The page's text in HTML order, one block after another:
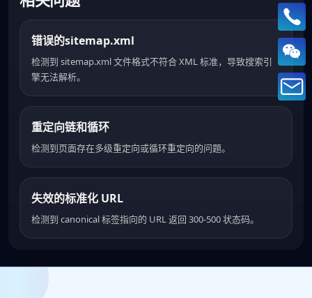
错误的sitemap.xml
检测到 sitemap.xml 文件格式不符合 XML 标准，导致搜索引
擎无法解析。
重定向链和循环
检测到页面存在多级重定向或循环重定向的问题。
失效的标准化 URL
检测到 canonical 标签指向的 URL 返回 300-500 状态码。